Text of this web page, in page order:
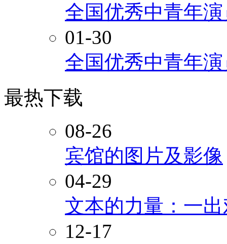
全国优秀中青年
01-30
全国优秀中青年
最热下载
08-26
宾馆的图片及影像
04-29
文本的力量：一
12-17